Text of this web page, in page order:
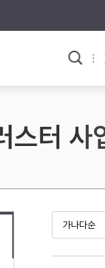
으로 본
스터 사